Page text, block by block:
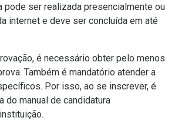
pode ser realizada presencialmente ou
internet e deve ser concluída em até
é necessário obter pelo menos
Também é mandatório atender a
Por isso, ao se inscrever, é
do manual de candidatura